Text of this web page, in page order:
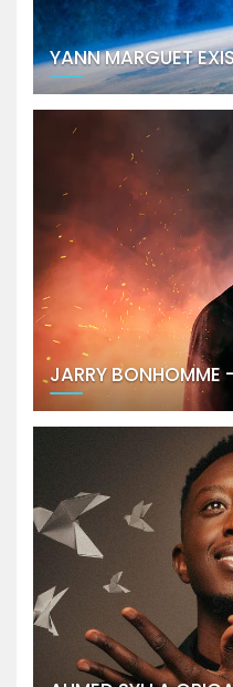
YANN MARGUET
JARRY